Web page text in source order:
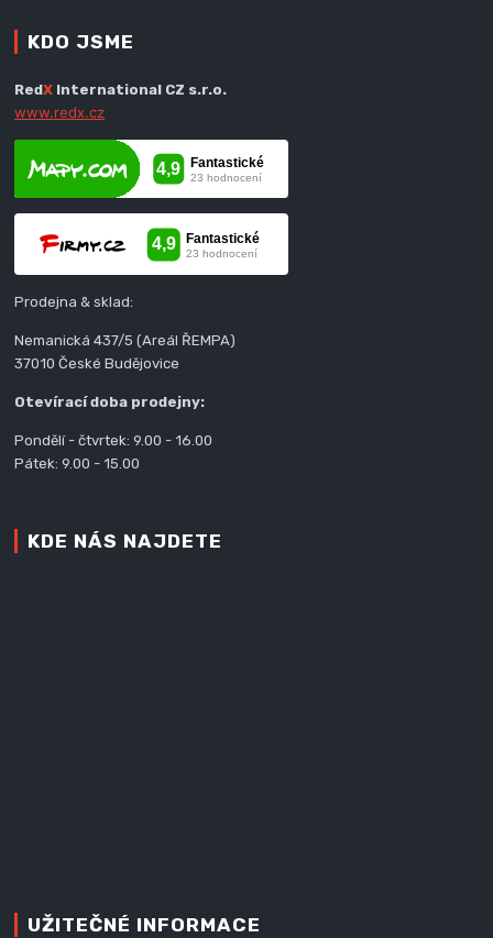
KDO JSME
RedX International CZ s.r.o.
www.redx.cz
Prodejna & sklad:
Nemanická 437/5 (Areál ŘEMPA)
37010 České Budějovice
Otevírací doba prodejny:
Pondělí - čtvrtek: 9.00 - 16.00
Pátek: 9.00 - 15.00
KDE NÁS NAJDETE
UŽITEČNÉ INFORMACE